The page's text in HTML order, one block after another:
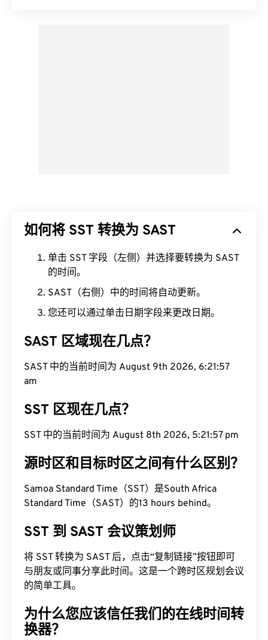
如何将 SST 转换为 SAST
单击 SST 字段（左侧）并选择要转换为 SAST
的时间。
SAST（右侧）中的时间将自动更新。
您还可以通过单击日期字段来更改日期。
SAST 区域现在几点？
SAST 中的当前时间为 August 9th 2026, 6:21:58
am
SST 区现在几点？
SST 中的当前时间为 August 8th 2026, 5:21:58 pm
源时区和目标时区之间有什么区别？
Samoa Standard Time（SST）是South Africa
Standard Time（SAST）的13 hours behind。
SST 到 SAST 会议策划师
将 SST 转换为 SAST 后，点击“复制链接”按钮即可
与朋友或同事分享此时间。这是一个跨时区规划会议
的简单工具。
为什么您应该信任我们的在线时间转
换器？